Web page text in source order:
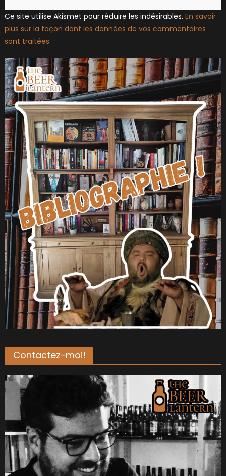
Ce site utilise Akismet pour réduire les indésirables. En savoir
plus sur la façon dont les données de vos commentaires
sont traitées.
Contactez-moi!